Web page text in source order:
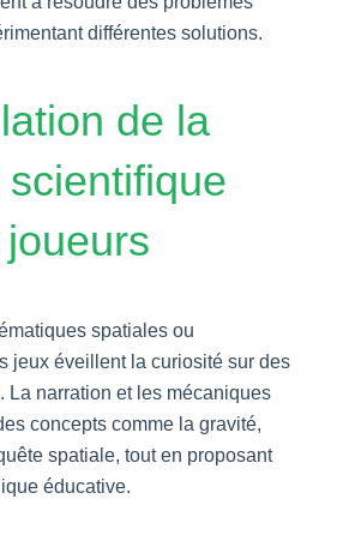
différentes solutions.
de la
spatiales ou
jeux éveillent la curiosité sur des
La narration et les mécaniques
concepts comme la gravité,
spatiale, tout en proposant
éducative.